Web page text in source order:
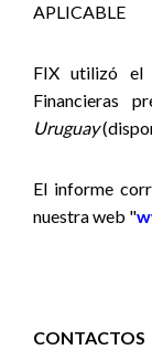
APLICABLE
FIX utilizó el
Financieras
Uruguay
El informe
nuestra web "
CONTACTOS